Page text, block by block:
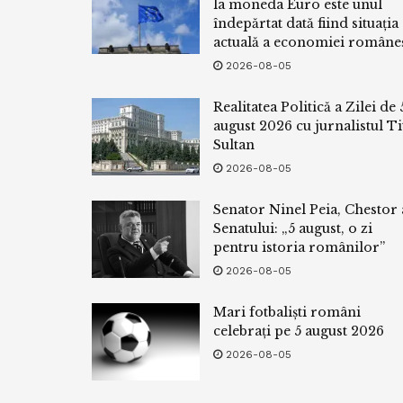
la moneda Euro este unul
îndepărtat dată fiind situația
actuală a economiei
2026-08-05
Realitatea Politică a Zilei de
august 2026 cu jurnalistul
Sultan
2026-08-05
Senator Ninel Peia, Chestor
Senatului: „5 august, o zi
pentru istoria românilor”
2026-08-05
Mari fotbaliști români
celebrați pe 5 august 2026
2026-08-05